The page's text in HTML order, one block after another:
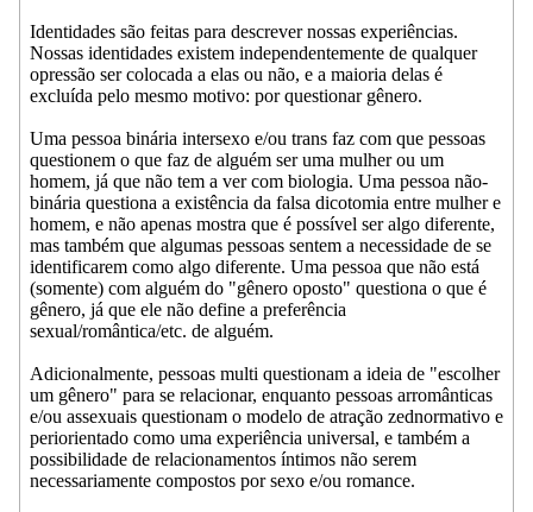
Identidades são feitas para descrever nossas experiências.
Nossas identidades existem independentemente de qualquer
opressão ser colocada a elas ou não, e a maioria delas é
excluída pelo mesmo motivo: por questionar gênero.
Uma pessoa binária intersexo e/ou trans faz com que pessoas
questionem o que faz de alguém ser uma mulher ou um
homem, já que não tem a ver com biologia. Uma pessoa não-
binária questiona a existência da falsa dicotomia entre mulher e
homem, e não apenas mostra que é possível ser algo diferente,
mas também que algumas pessoas sentem a necessidade de se
identificarem como algo diferente. Uma pessoa que não está
(somente) com alguém do "gênero oposto" questiona o que é
gênero, já que ele não define a preferência
sexual/romântica/etc. de alguém.
Adicionalmente, pessoas multi questionam a ideia de "escolher
um gênero" para se relacionar, enquanto pessoas arromânticas
e/ou assexuais questionam o modelo de atração zednormativo e
periorientado como uma experiência universal, e também a
possibilidade de relacionamentos íntimos não serem
necessariamente compostos por sexo e/ou romance.